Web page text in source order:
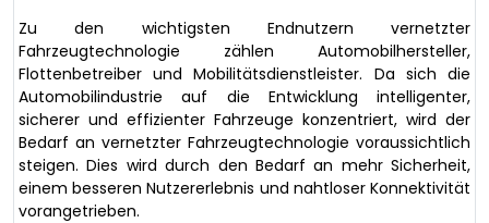
Zu den wichtigsten Endnutzern vernetzter
Fahrzeugtechnologie zählen Automobilhersteller,
Flottenbetreiber und Mobilitätsdienstleister. Da sich die
Automobilindustrie auf die Entwicklung intelligenter,
sicherer und effizienter Fahrzeuge konzentriert, wird der
Bedarf an vernetzter Fahrzeugtechnologie voraussichtlich
steigen. Dies wird durch den Bedarf an mehr Sicherheit,
einem besseren Nutzererlebnis und nahtloser Konnektivität
vorangetrieben.